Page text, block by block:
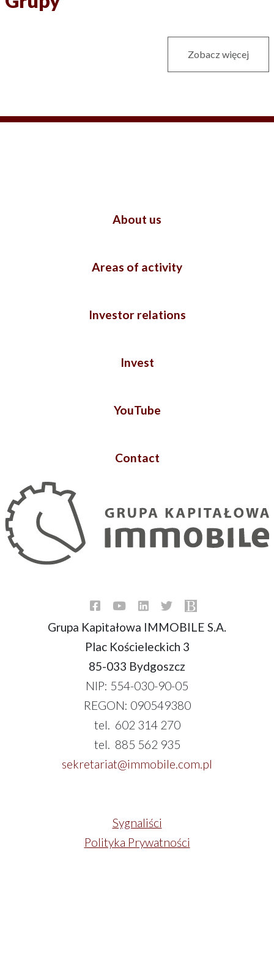
Zobacz więcej
About us
Areas of activity
Investor relations
Invest
YouTube
Contact
Grupa Kapitałowa IMMOBILE S.A.
Plac Kościeleckich 3
85-033 Bydgoszcz
NIP: 554-030-90-05
REGON: 090549380
tel. 602 314 270
tel. 885 562 935
sekretariat@immobile.com.pl
Sygnaliści
Polityka Prywatności